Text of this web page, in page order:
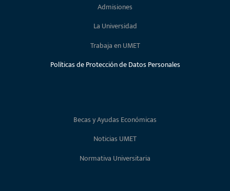
Admisiones
La Universidad
Trabaja en UMET
Políticas de Protección de Datos Personales
Becas y Ayudas Económicas
Noticias UMET
Normativa Universitaria